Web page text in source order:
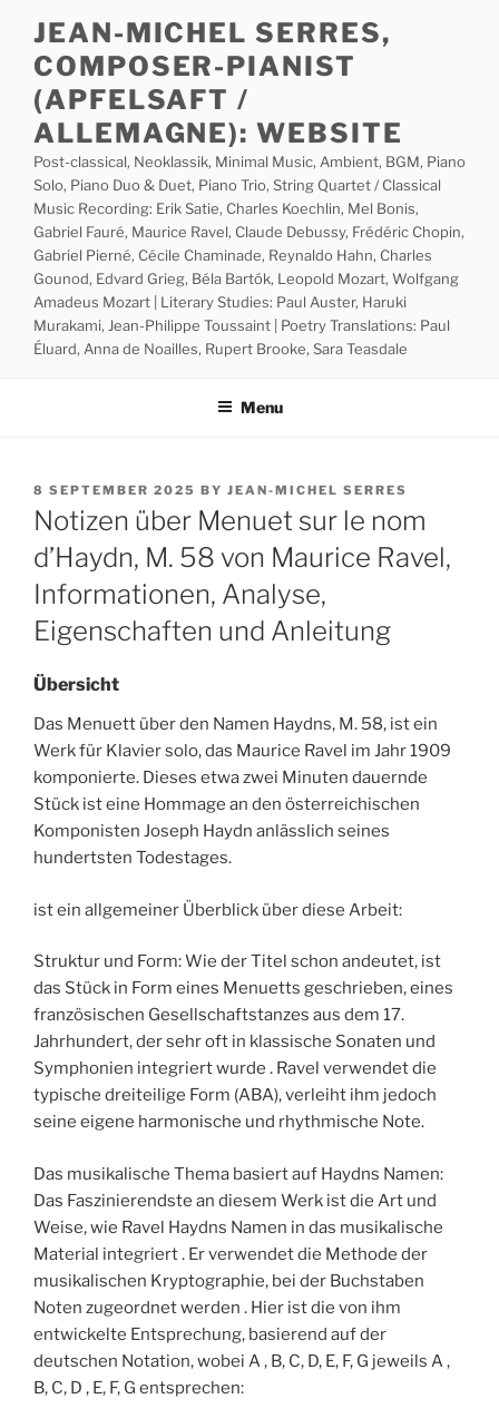
content
JEAN-MICHEL SERRES,
COMPOSER-PIANIST
(APFELSAFT /
ALLEMAGNE): WEBSITE
Post-classical, Neoklassik, Minimal Music, Ambient, BGM, Piano
Solo, Piano Duo & Duet, Piano Trio, String Quartet / Classical
Music Recording: Erik Satie, Charles Koechlin, Mel Bonis,
Gabriel Fauré, Maurice Ravel, Claude Debussy, Frédéric Chopin,
Gabriel Pierné, Cécile Chaminade, Reynaldo Hahn, Charles
Gounod, Edvard Grieg, Béla Bartók, Leopold Mozart, Wolfgang
Amadeus Mozart | Literary Studies: Paul Auster, Haruki
Murakami, Jean-Philippe Toussaint | Poetry Translations: Paul
Éluard, Anna de Noailles, Rupert Brooke, Sara Teasdale
Menu
POSTED
ON
8 SEPTEMBER 2025 BY JEAN-MICHEL SERRES
Notizen über Menuet sur le nom
d’Haydn, M. 58 von Maurice Ravel,
Informationen, Analyse,
Eigenschaften und Anleitung
Übersicht
Das Menuett über den Namen Haydns, M. 58, ist ein
Werk für Klavier solo, das Maurice Ravel im Jahr 1909
komponierte. Dieses etwa zwei Minuten dauernde
Stück ist eine Hommage an den österreichischen
Komponisten Joseph Haydn anlässlich seines
hundertsten Todestages.
ist ein allgemeiner Überblick über diese Arbeit:
Struktur und Form: Wie der Titel schon andeutet, ist
das Stück in Form eines Menuetts geschrieben, eines
französischen Gesellschaftstanzes aus dem 17.
Jahrhundert, der sehr oft in klassische Sonaten und
Symphonien integriert wurde . Ravel verwendet die
typische dreiteilige Form (ABA), verleiht ihm jedoch
seine eigene harmonische und rhythmische Note.
Das musikalische Thema basiert auf Haydns Namen:
Das Faszinierendste an diesem Werk ist die Art und
Weise, wie Ravel Haydns Namen in das musikalische
Material integriert . Er verwendet die Methode der
musikalischen Kryptographie, bei der Buchstaben
Noten zugeordnet werden . Hier ist die von ihm
entwickelte Entsprechung, basierend auf der
deutschen Notation, wobei A , B, C, D, E, F, G jeweils A ,
B, C, D , E, F, G entsprechen: